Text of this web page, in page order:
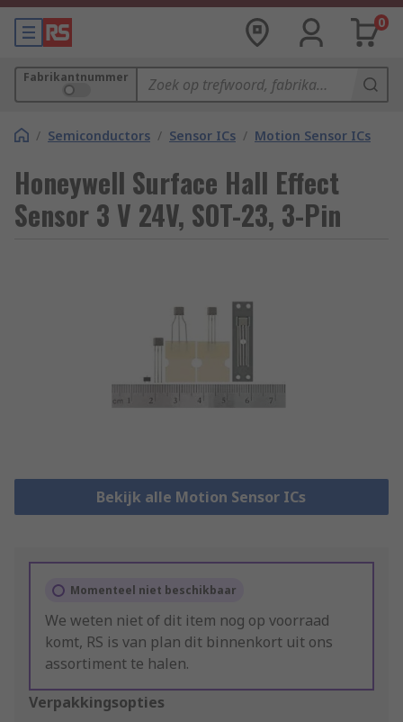
0
Fabrikantnummer
/ Semiconductors / Sensor ICs / Motion Sensor ICs
Honeywell Surface Hall Effect
Sensor 3 V 24V, SOT-23, 3-Pin
Bekijk alle Motion Sensor ICs
Momenteel niet beschikbaar
We weten niet of dit item nog op voorraad
komt, RS is van plan dit binnenkort uit ons
assortiment te halen.
Verpakkingsopties